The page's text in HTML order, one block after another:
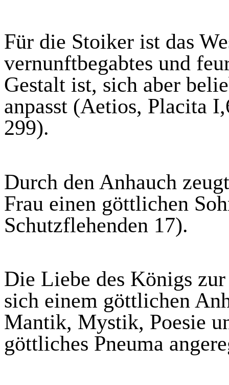
Für die Stoiker ist das
vernunftbegabtes und
Gestalt ist, sich aber
anpasst (Aetios, Placita
299).
Durch den Anhauch
Frau einen göttlichen
Schutzflehenden 17).
Die Liebe des Königs
sich einem göttlichen
Mantik, Mystik, Poesie
göttliches Pneuma